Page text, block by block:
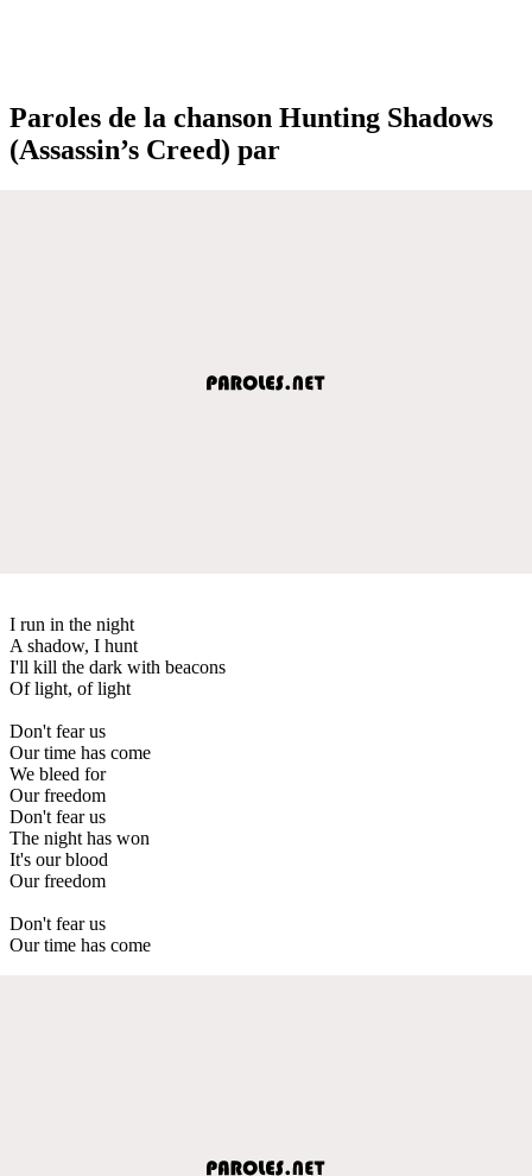
Paroles de la chanson Hunting Shadows
(Assassin’s Creed) par
I run in the night
A shadow, I hunt
I'll kill the dark with beacons
Of light, of light
Don't fear us
Our time has come
We bleed for
Our freedom
Don't fear us
The night has won
It's our blood
Our freedom
Don't fear us
Our time has come